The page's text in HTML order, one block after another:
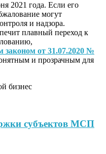
2021 года. Если его
могут
и надзора.
плавный переход к
законом от 31.07.2020 №
и прозрачным для
бизнес
субъектов МСП